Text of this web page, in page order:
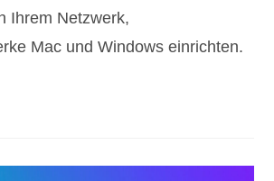
Ihrem Netzwerk,
Mac und Windows einrichten.